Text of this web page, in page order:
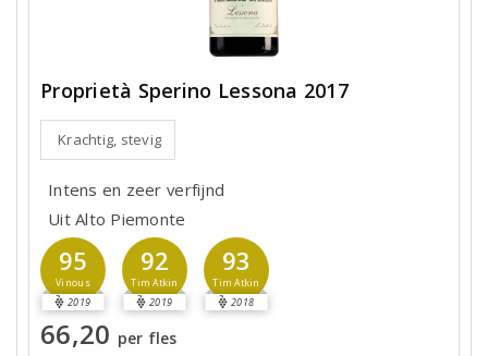
Proprietà Sperino Lessona 2017
Krachtig, stevig
Intens en zeer verfijnd
Uit Alto Piemonte
95
Vinous
2019
92
Tim Atkin
2019
93
Tim Atkin
2018
66,20 per fles